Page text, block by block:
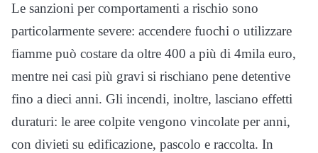
Le sanzioni per comportamenti a rischio sono
particolarmente severe: accendere fuochi o utilizzare
fiamme può costare da oltre 400 a più di 4mila euro,
mentre nei casi più gravi si rischiano pene detentive
fino a dieci anni. Gli incendi, inoltre, lasciano effetti
duraturi: le aree colpite vengono vincolate per anni,
con divieti su edificazione, pascolo e raccolta. In